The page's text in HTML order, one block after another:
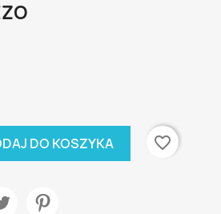
DO KOSZYKA favorite_border